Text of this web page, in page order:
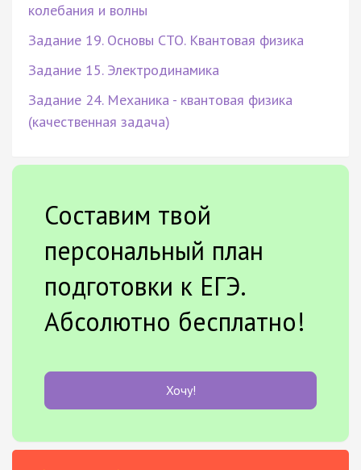
колебания и волны
Задание 19. Основы СТО. Квантовая физика
Задание 15. Электродинамика
Задание 24. Механика - квантовая физика
(качественная задача)
Составим твой
персональный план
подготовки к ЕГЭ.
Абсолютно бесплатно!
Хочу!